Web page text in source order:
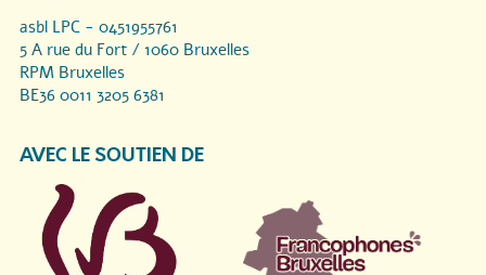
asbl LPC - 0451955761
5 A rue du Fort / 1060 Bruxelles
RPM Bruxelles
BE36 0011 3205 6381
AVEC LE SOUTIEN DE